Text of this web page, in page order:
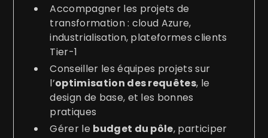
Accompagner les projets de
transformation : cloud Azure,
industrialisation, plateformes clients
Tier-1
Conseiller les équipes projets sur
l’optimisation des requêtes, le
design de base, et les bonnes
pratiques
Gérer le budget du pôle, participer